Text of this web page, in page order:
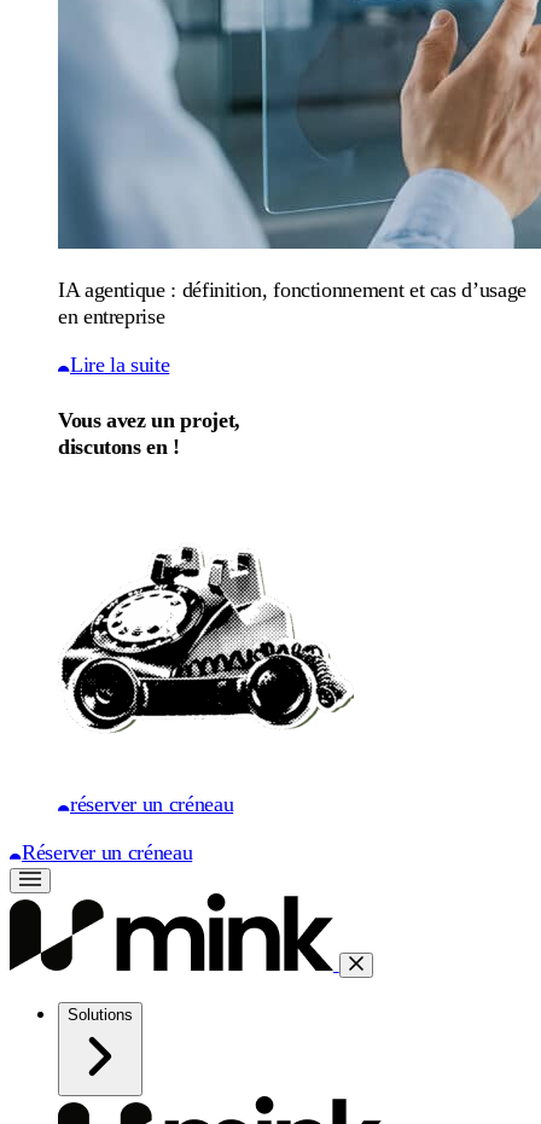
IA agentique : définition, fonctionnement et cas d’usage
en entreprise
Lire la suite
Vous avez un projet,
discutons en !
réserver un créneau
Réserver un créneau
Solutions